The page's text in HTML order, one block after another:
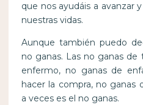
que nos ayudáis a avanzar
nuestras vidas.
Aunque también puedo
no ganas. Las no ganas de
enfermo, no ganas de
hacer la compra, no ganas
a veces es el no ganas.